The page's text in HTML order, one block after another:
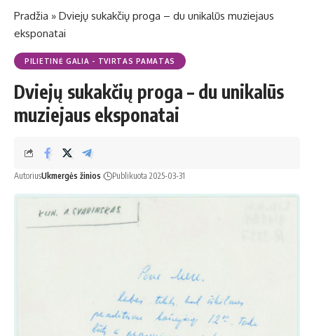
Pradžia » Dviejų sukakčių proga – du unikalūs muziejaus
eksponatai
PILIETINĖ GALIA - TVIRTAS PAMATAS
Dviejų sukakčių proga – du unikalūs
muziejaus eksponatai
AutoriusUkmergės žinios Publikuota 2025-03-31